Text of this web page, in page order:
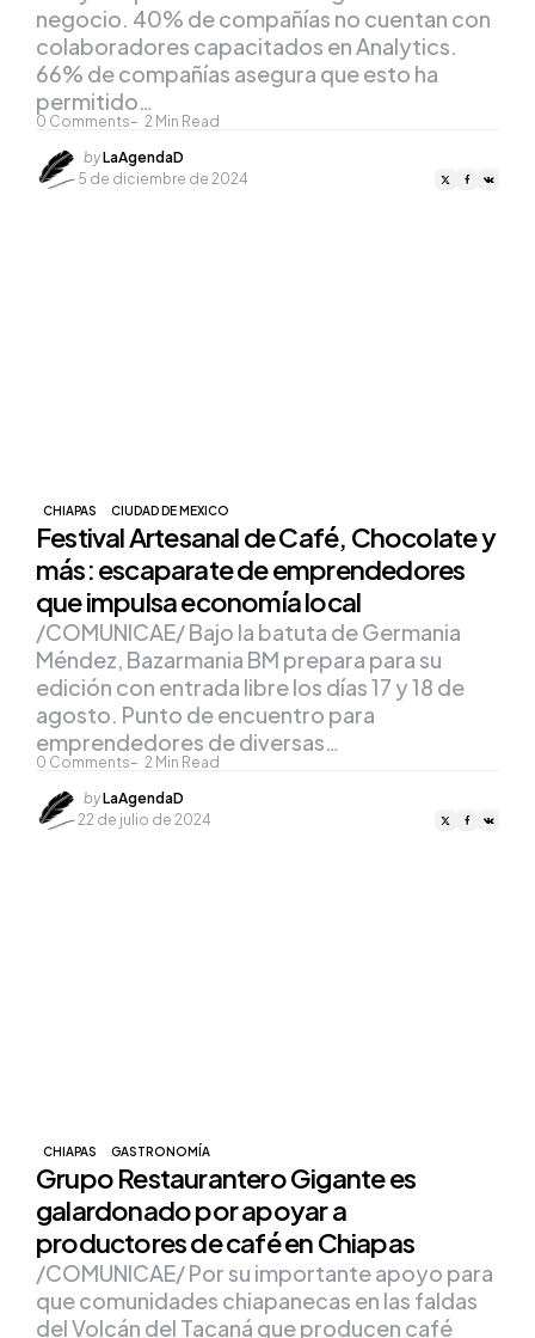
0 Comments 2 Min Read
negocio. 40% de compañías no cuentan con
colaboradores capacitados en Analytics.
66% de compañías asegura que esto ha
permitido…
Posted
by
byLaAgendaD
5 de diciembre de 2024
CHIAPAS CIUDAD DE MEXICO
Festival Artesanal de Café, Chocolate y
más: escaparate de emprendedores
que impulsa economía local
0 Comments 2 Min Read
/COMUNICAE/ Bajo la batuta de Germania
Méndez, Bazarmania BM prepara para su
edición con entrada libre los días 17 y 18 de
agosto. Punto de encuentro para
emprendedores de diversas…
Posted
by
byLaAgendaD
22 de julio de 2024
CHIAPAS GASTRONOMÍA
Grupo Restaurantero Gigante es
galardonado por apoyar a
productores de café en Chiapas
/COMUNICAE/ Por su importante apoyo para
que comunidades chiapanecas en las faldas
del Volcán del Tacaná que producen café